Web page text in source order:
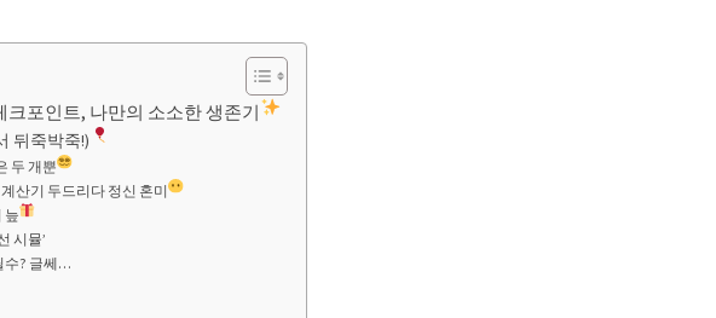
포인트, 나만의 소소한 생존기
뒤죽박죽!)
두 개뿐
산기 두드리다 정신 혼미
늪
시뮬’
수? 글쎄…